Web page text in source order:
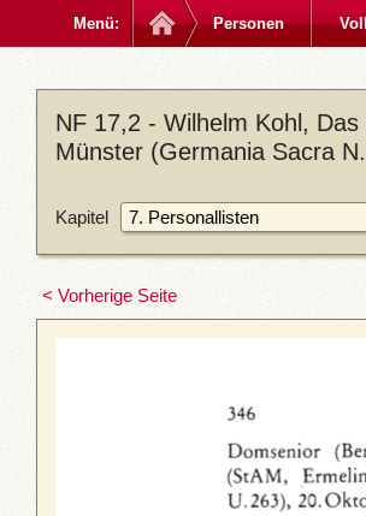
Menü: Personen
NF 17,2 - Wilhelm Kohl,
Münster (Germania Sacra
Kapitel
< Vorherige Seite